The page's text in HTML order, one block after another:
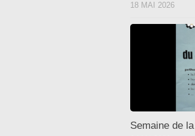
18 MAI 2026
Semaine de